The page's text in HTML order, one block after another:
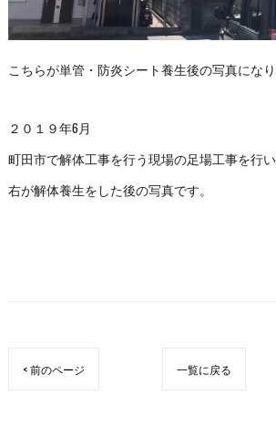
こちらが単管・防炎シート養生後の写真になり
２０１９年6月
町田市で解体工事を行う現場の足場工事を行い
右が解体養生をした後の写真です。
< 前のページ 一覧に戻る